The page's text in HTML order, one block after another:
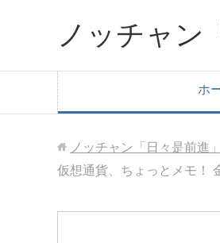
ノッチャン
ホ
ノッチャン「日々是前進」
仮想通貨、ちょっとメモ！